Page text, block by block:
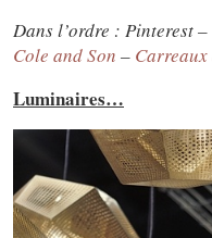
Dans l’ordre : Pinterest –
Cole and Son – Carreaux
Luminaires…